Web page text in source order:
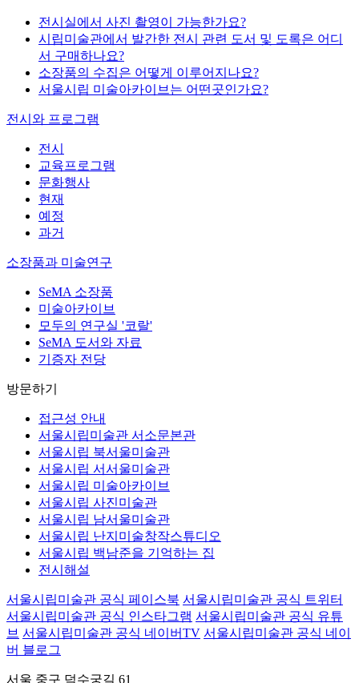
전시실에서 사진 촬영이 가능한가요?
시립미술관에서 발간한 전시 관련 도서 및 도록은 어디
서 구매하나요?
소장품의 수집은 어떻게 이루어지나요?
서울시립 미술아카이브는 어떤곳인가요?
전시와 프로그램
전시
교육프로그램
문화행사
현재
예정
과거
소장품과 미술연구
SeMA 소장품
미술아카이브
모두의 연구실 '코랄'
SeMA 도서와 자료
기증자 전당
방문하기
접근성 안내
서울시립미술관 서소문본관
서울시립 북서울미술관
서울시립 서서울미술관
서울시립 미술아카이브
서울시립 사진미술관
서울시립 남서울미술관
서울시립 난지미술창작스튜디오
서울시립 백남준을 기억하는 집
전시해설
서울시립미술관 공식 페이스북 서울시립미술관 공식 트위터
서울시립미술관 공식 인스타그램 서울시립미술관 공식 유튜
브 서울시립미술관 공식 네이버TV 서울시립미술관 공식 네이
버 블로그
서울 중구 덕수궁길 61